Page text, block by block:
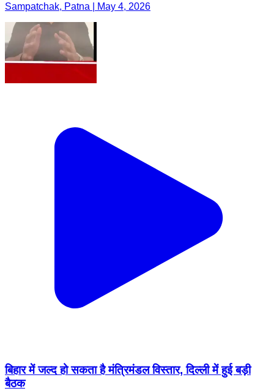
Sampatchak, Patna | May 4, 2026
बिहार में जल्द हो सकता है मंत्रिमंडल विस्तार, दिल्ली में हुई बड़ी
बैठक